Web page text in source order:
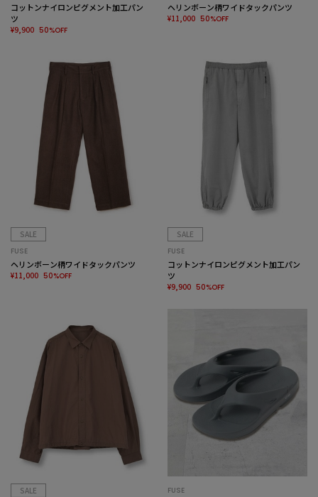
コットンナイロンピグメント加工パン
ツ
¥9,900 50%OFF
ヘリンボーン柄ワイドタックパンツ
¥11,000 50%OFF
SALE
FUSE
ヘリンボーン柄ワイドタックパンツ
¥11,000 50%OFF
SALE
FUSE
コットンナイロンピグメント加工パン
ツ
¥9,900 50%OFF
SALE
FUSE